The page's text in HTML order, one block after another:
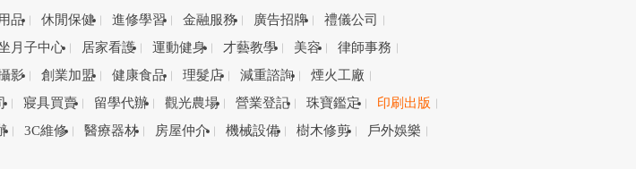
品 休閒保健 進修學習 金融服務 廣告招牌
禮儀公司
月子中心 居家看護 運動健身 才藝教學 美容
律師事務
影 創業加盟 健康食品 理髮店 減重諮詢
煙火工廠
寢具買賣 留學代辦 觀光農場 營業登記 珠寶鑑定
印刷出版
3C維修 醫療器材 房屋仲介 機械設備 樹木修剪
戶外娛樂